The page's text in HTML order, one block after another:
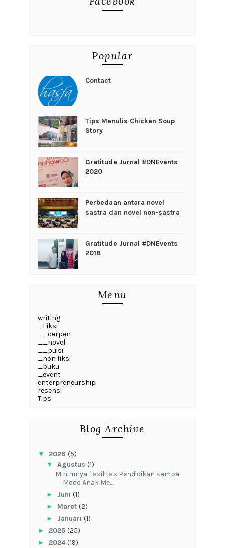
Popular
Contact
Tips Menulis Chicken Soup
Story
Gratitude Jurnal #DNEvents
2020
Perbedaan antara novel
sastra dan novel non-sastra
Gratitude Jurnal #DNEvents
2018
Menu
writing
_Fiksi
__cerpen
__novel
__puisi
_non fiksi
_buku
_event
enterpreneurship
resensi
Tips
Blog Archive
▼ 2026 (5)
▼ Agustus (1)
‎Minimnya Fasilitas Pendidikan sampai
Mood Anak Me...
► Juni (1)
► Maret (2)
► Januari (1)
► 2025 (25)
► 2024(19)